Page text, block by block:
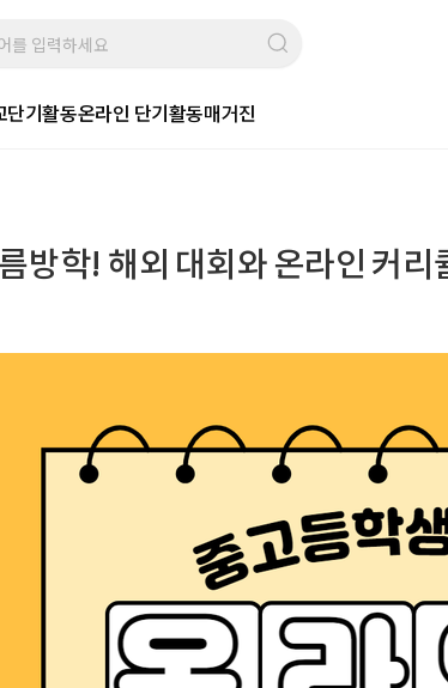
단기활동온라인 단기활동매거진
방학! 해외 대회와 온라인 커리